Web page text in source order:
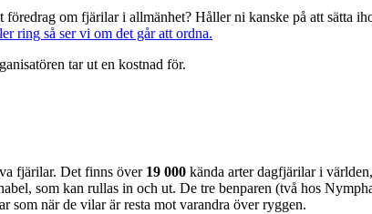
om fjärilar i allmänhet? Håller ni kanske på att sätta
ring så ser vi om det går att ordna.
tar ut en kostnad för.
fjärilar. Det finns över 19 000 kända arter dagfjärilar i
som kan rullas in och ut. De tre benparen (två hos
som när de vilar är resta mot varandra över ryggen.